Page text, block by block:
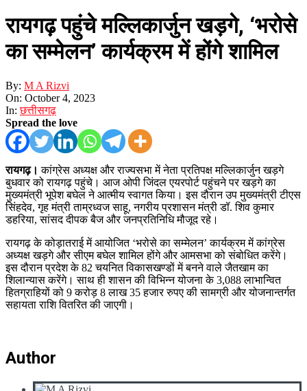
रायगढ़ पहुंचे मल्लिकार्जुन खड़गे, ‘भरोसे
का सम्मेलन’ कार्यक्रम में होंगे शामिल
By: M A Rizvi
On: October 4, 2023
In: छत्तीसगढ़
Spread the love
रायगढ़। कांग्रेस अध्यक्ष और राज्यसभा में नेता प्रतिपक्ष मल्लिकार्जुन खड़गे
बुधवार को रायगढ़ पहुंचे। आज ओपी जिंदल एयरपोर्ट पहुंचने पर खड़गे का
मुख्यमंत्री भूपेश बघेल ने आत्मीय स्वागत किया। इस दौरान उप मुख्यमंत्री टीएस
सिंहदेव, गृह मंत्री ताम्रध्वज साहू, नगरीय प्रशासन मंत्री डॉ. शिव कुमार
डहरिया, सांसद दीपक बैज और जनप्रतिनिधि मौजूद रहे।
रायगढ़ के कोड़ातराई में आयोजित ‘भरोसे का सम्मेलन’ कार्यक्रम में कांग्रेस
अध्यक्ष खड़गे और सीएम बघेल शामिल होंगे और आमसभा को संबोधित करेंगे।
इस दौरान प्रदेश के 82 चयनित विकासखण्डों में बनने वाले जैतखाम का
शिलान्यास करेंगे। साथ ही शासन की विभिन्न योजना के 3,088 लाभान्वित
हितग्राहियों को 9 करोड़ 8 लाख 35 हजार रुपए की सामग्री और योजनान्तर्गत
सहायता राशि वितरित की जाएगी।
Author